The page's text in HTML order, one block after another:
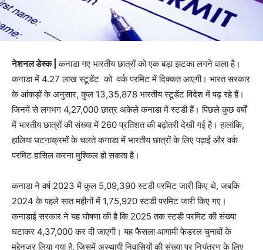
नेशनल डेस्क |कनाडा गए भारतीय छात्रों को एक बड़ा झटका लगने वाला है।
कनाडा में 4.27 लाख स्टूडेंट को वर्क परमिट में दिक्कत आएगी। भारत सरकार
के आंकड़ों के अनुसार, कुल 13,35,878 भारतीय स्टूडेंट विदेश में पढ़ रहे हैं।
जिनमें से लगभग 4,27,000 छात्र अकेले कनाडा में स्टडी हैं। पिछले कुछ वर्षों
में भारतीय छात्रों की संख्या में 260 प्रतिशत की बढ़ोतरी देखी गई है। हालांकि,
हालिया घटनाक्रमों के चलते कनाडा में भारतीय छात्रों के लिए पढ़ाई और वर्क
परमिट हासिल करना मुश्किल हो सकता है।
कनाडा ने वर्ष 2023 में कुल 5,09,390 स्टडी परमिट जारी किए थे, जबकि
2024 के पहले सात महीनों में 1,75,920 स्टडी परमिट जारी किए गए।
कनाडाई सरकार ने यह घोषणा की है कि 2025 तक स्टडी परमिट की संख्या
घटाकर 4,37,000 कर दी जाएगी। यह फैसला आगामी फेडरल चुनावों के
मद्देनजर लिया गया है, जिसमें अस्थायी निवासियों की संख्या पर नियंत्रण के लिए